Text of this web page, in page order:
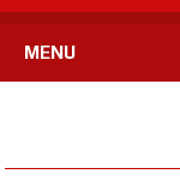
MENU